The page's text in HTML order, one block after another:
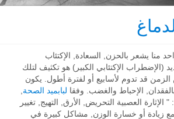
منا يشعر بالحزن, السعادة, الإكتئاب
(الإضطراب الإكتئابي الكبير) هو تكثيف لتلك
قد تدوم لأسابيع أو لفترة أطول. يكون
الإحباط والغضب. وفقا لبابميد الصحة
العصبية التحريض, الأرق, التهيج, تغيير
مع زيادة أو خسارة الوزن, مشاكل كبيرة في